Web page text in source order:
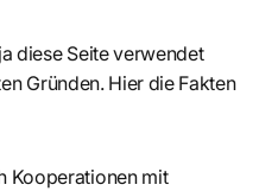
diese Seite verwendet
Gründen. Hier die Fakten
Kooperationen mit